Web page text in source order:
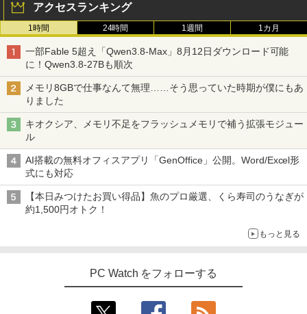
アクセスランキング
1時間 24時間 1週間 1カ月
一部Fable 5超え「Qwen3.8-Max」8月12日ダウンロード可能
に！Qwen3.8-27Bも順次
メモリ8GBで仕事なんて無理……そう思っていた時期が僕にもあ
りました
キオクシア、メモリ不足をフラッシュメモリで補う拡張モジュー
ル
AI搭載の無料オフィスアプリ「GenOffice」公開。Word/Excel形
式にも対応
【本日みつけたお買い得品】魚のプロ厳選、くら寿司のうなぎが
約1,500円オトク！
もっと見る
PC Watch をフォローする